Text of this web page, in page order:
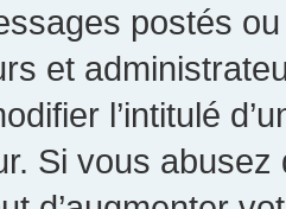
postés
et
l’intitulé
Si vous